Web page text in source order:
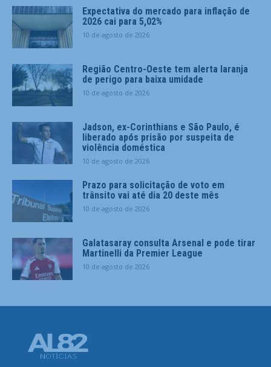
Expectativa do mercado para inflação de
2026 cai para 5,02%
10 de agosto de 2026
Região Centro-Oeste tem alerta laranja
de perigo para baixa umidade
10 de agosto de 2026
Jadson, ex-Corinthians e São Paulo, é
liberado após prisão por suspeita de
violência doméstica
10 de agosto de 2026
Prazo para solicitação de voto em
trânsito vai até dia 20 deste mês
10 de agosto de 2026
Galatasaray consulta Arsenal e pode tirar
Martinelli da Premier League
10 de agosto de 2026